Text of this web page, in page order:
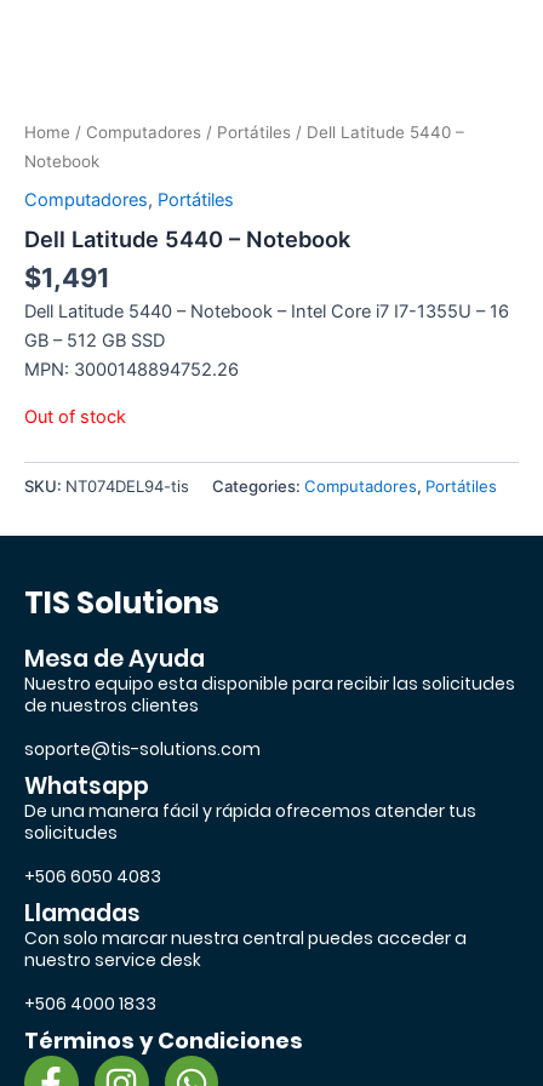
Home / Computadores / Portátiles / Dell Latitude 5440 –
Notebook
Computadores, Portátiles
Dell Latitude 5440 – Notebook
$1,491
Dell Latitude 5440 – Notebook – Intel Core i7 I7-1355U – 16
GB – 512 GB SSD
MPN: 3000148894752.26
Out of stock
SKU: NT074DEL94-tis Categories: Computadores, Portátiles
TIS Solutions
Mesa de Ayuda
Nuestro equipo esta disponible para recibir las solicitudes
de nuestros clientes
soporte@tis-solutions.com
Whatsapp
De una manera fácil y rápida ofrecemos atender tus
solicitudes
+506 6050 4083
Llamadas
Con solo marcar nuestra central puedes acceder a
nuestro service desk
+506 4000 1833
Términos y Condiciones
F
I
W